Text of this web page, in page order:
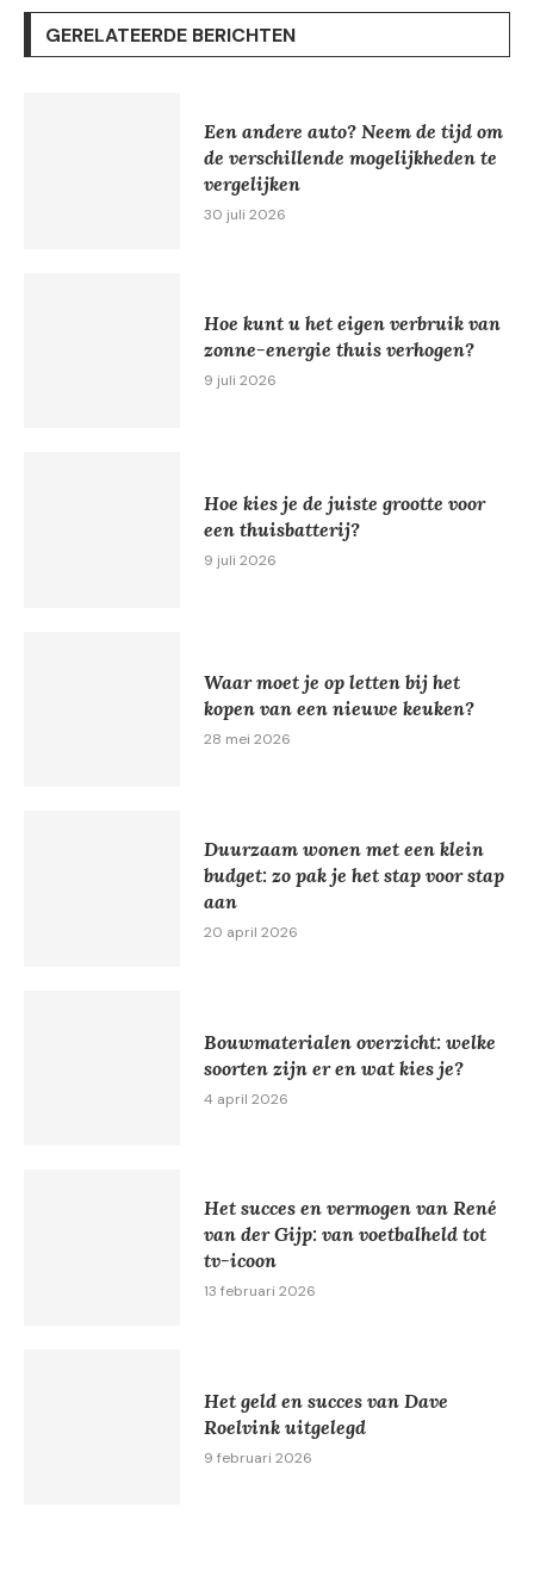
GERELATEERDE BERICHTEN
Een andere auto? Neem de tijd om
de verschillende mogelijkheden te
vergelijken
30 juli 2026
Hoe kunt u het eigen verbruik van
zonne-energie thuis verhogen?
9 juli 2026
Hoe kies je de juiste grootte voor
een thuisbatterij?
9 juli 2026
Waar moet je op letten bij het
kopen van een nieuwe keuken?
28 mei 2026
Duurzaam wonen met een klein
budget: zo pak je het stap voor stap
aan
20 april 2026
Bouwmaterialen overzicht: welke
soorten zijn er en wat kies je?
4 april 2026
Het succes en vermogen van René
van der Gijp: van voetbalheld tot
tv-icoon
13 februari 2026
Het geld en succes van Dave
Roelvink uitgelegd
9 februari 2026